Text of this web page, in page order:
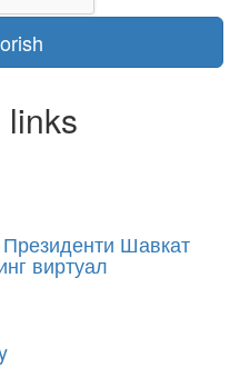
links
Президенти Шавкат
виртуал